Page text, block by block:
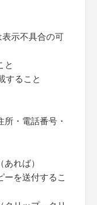
示不具合の可
と
すること
・電話番号・
れば）
を送付するこ